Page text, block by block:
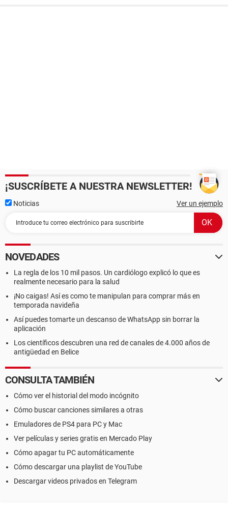
¡SUSCRÍBETE A NUESTRA NEWSLETTER!
Noticias Ver un ejemplo
NOVEDADES
La regla de los 10 mil pasos. Un cardiólogo explicó lo que es
realmente necesario para la salud
¡No caigas! Así es como te manipulan para comprar más en
temporada navideña
Así puedes tomarte un descanso de WhatsApp sin borrar la
aplicación
Los científicos descubren una red de canales de 4.000 años de
antigüedad en Belice
CONSULTA TAMBIÉN
Cómo ver el historial del modo incógnito
Cómo buscar canciones similares a otras
Emuladores de PS4 para PC y Mac
Ver películas y series gratis en Mercado Play
Cómo apagar tu PC automáticamente
Cómo descargar una playlist de YouTube
Descargar videos privados en Telegram